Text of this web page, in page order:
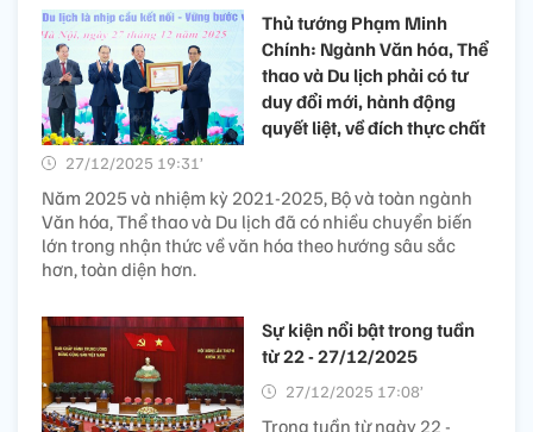
Thủ tướng Phạm Minh
Chính: Ngành Văn hóa, Thể
thao và Du lịch phải có tư
duy đổi mới, hành động
quyết liệt, về đích thực chất
27/12/2025 19:31’
Năm 2025 và nhiệm kỳ 2021-2025, Bộ và toàn ngành
Văn hóa, Thể thao và Du lịch đã có nhiều chuyển biến
lớn trong nhận thức về văn hóa theo hướng sâu sắc
hơn, toàn diện hơn.
Sự kiện nổi bật trong tuần
từ 22 - 27/12/2025
27/12/2025 17:08’
Trong tuần từ ngày 22 -